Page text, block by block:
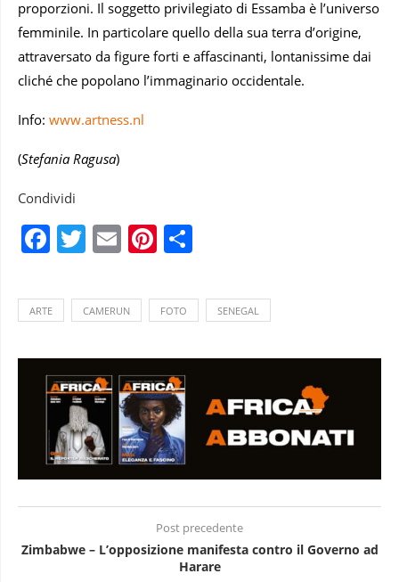
proporzioni. Il soggetto privilegiato di Essamba è l’universo
femminile. In particolare quello della sua terra d’origine,
attraversato da figure forti e affascinanti, lontanissime dai
cliché che popolano l’immaginario occidentale.
Info: www.artness.nl
(Stefania Ragusa)
Condividi
Facebook
Twitter
EmailPinterest
ARTE CAMERUN FOTO SENEGAL
Post precedente
Zimbabwe – L’opposizione manifesta contro il Governo ad
Harare